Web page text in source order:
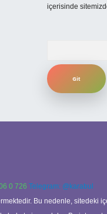
içerisinde
0 726 Telegram: @karabul
Bu nedenle, sitedeki